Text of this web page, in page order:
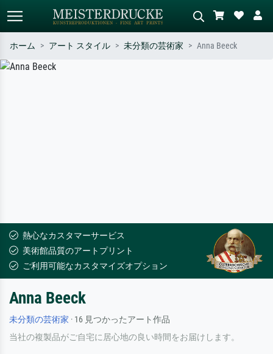
ホーム アート スタイル 未分類の芸術家 Anna Beeck
熱心なカスタマーサービス
美術館品質のアートプリント
ご利用可能なカスタマイズオプション
Anna Beeck
未分類の芸術家 · 16 見つかったアート作品
当社の複製品がご自宅に居心地の良い時間をお届けします。